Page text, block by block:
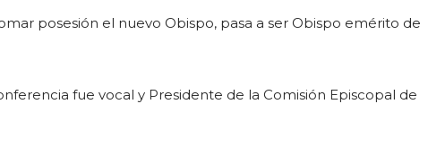
posesión el nuevo Obispo, pasa a ser Obispo emérito de
fue vocal y Presidente de la Comisión Episcopal de